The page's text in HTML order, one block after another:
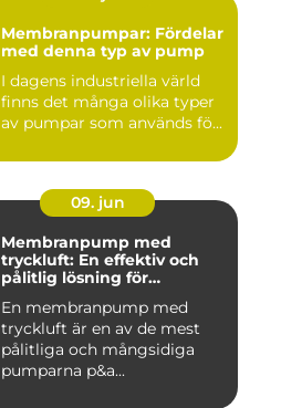
Membranpumpar: Fördelar
med denna typ av pump
I dagens industriella värld
finns det många olika typer
av pumpar som används fö...
09. jun
Membranpump med
tryckluft: En effektiv och
pålitlig lösning för
En membranpump med
tryckluft är en av de mest
pålitliga och mångsidiga
pumparna p&a...